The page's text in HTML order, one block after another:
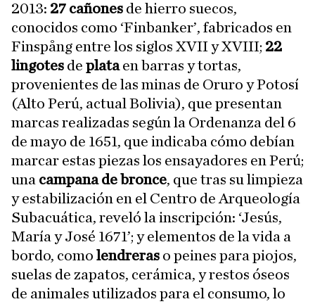
2013: 27 cañones de hierro suecos,
conocidos como ‘Finbanker’, fabricados en
Finspång entre los siglos XVII y XVIII; 22
lingotes de plataen barras y tortas,
provenientes de las minas de Oruro y Potosí
(Alto Perú, actual Bolivia), que presentan
marcas realizadas según la Ordenanza del 6
de mayo de 1651, que indicaba cómo debían
marcar estas piezas los ensayadores en Perú;
una campana de bronce, que tras su limpieza
y estabilización en el Centro de Arqueología
Subacuática, reveló la inscripción: ‘Jesús,
María y José 1671’; y elementos de la vida a
bordo, como lendreras o peines para piojos,
suelas de zapatos, cerámica, y restos óseos
de animales utilizados para el consumo, lo